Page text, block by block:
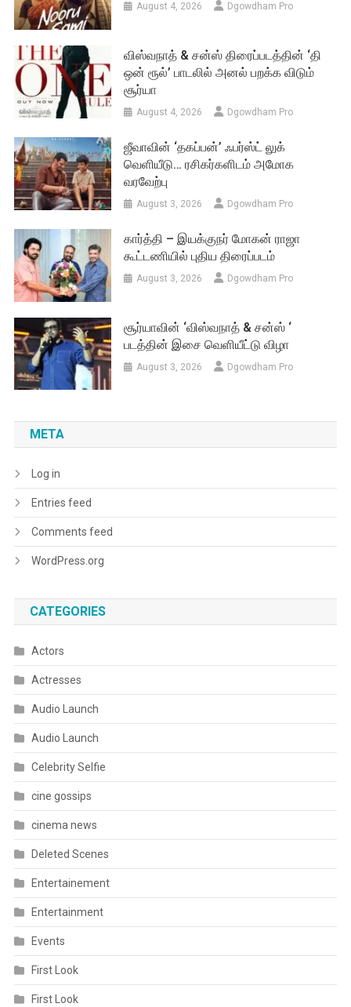
August 4, 2026 Dgowdham Pro
விஸ்வநாத் & சன்ஸ் திரைப்படத்தின் ‘தி
ஒன் ரூல்’ பாடலில் அனல் பறக்க விடும்
சூர்யா
August 4, 2026 Dgowdham Pro
ஜீவாவின் ‘தகப்பன்’ ஃபர்ஸ்ட் லுக்
வெளியீடு… ரசிகர்களிடம் அமோக
வரவேற்பு
August 3, 2026 Dgowdham Pro
கார்த்தி – இயக்குநர் மோகன் ராஜா
கூட்டணியில் புதிய திரைப்படம்
August 3, 2026 Dgowdham Pro
சூர்யாவின் ‘விஸ்வநாத் & சன்ஸ் ‘
படத்தின் இசை வெளியீட்டு விழா
August 3, 2026 Dgowdham Pro
META
Log in
Entries feed
Comments feed
WordPress.org
CATEGORIES
Actors
Actresses
Audio Launch
Audio Launch
Celebrity Selfie
cine gossips
cinema news
Deleted Scenes
Entertainement
Entertainment
Events
First Look
First Look